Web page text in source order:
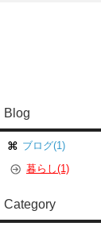
Blog
ブログ(1)
暮らし(1)
Category